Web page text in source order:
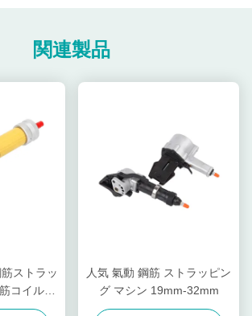
関連製品
ストラッ
コイルを
が簡単
人気 氣動 鋼筋 ストラッピン
グ マシン 19mm-32mm